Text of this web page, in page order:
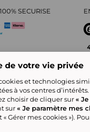
SECURISE
Confidentialité
de votre vie privée
et technologies
à vos centres
choisir de cliquer sur«
sur« Je paramètre mes
Gérer mes cookies »).